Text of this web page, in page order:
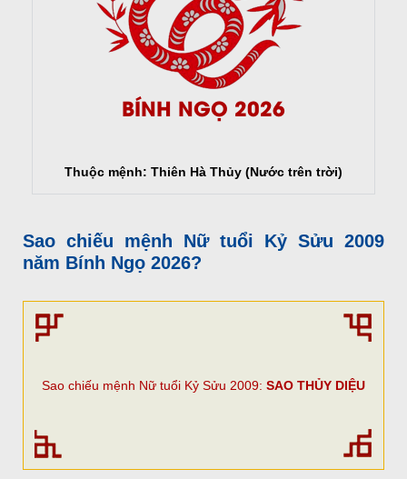
BÍNH NGỌ 2026
Thuộc mệnh: Thiên Hà Thủy (Nước trên trời)
Sao chiếu mệnh Nữ tuổi Kỷ Sửu 2009
năm Bính Ngọ 2026?
Sao chiếu mệnh Nữ tuổi Kỷ Sửu 2009: SAO THỦY DIỆU